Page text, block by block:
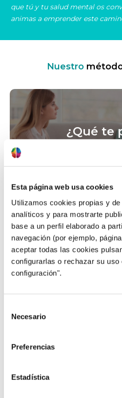
Esta página web usa cookies
Utilizamos cookies propias y
analíticos y para mostrarte
base a un perfil elaborado a
navegación (por ejemplo,
aceptar todas las cookies
configurarlas o rechazar su
configuración".
Necesario
Preferencias
Estadística
que tú y tu salud mental os
animas a emprender este
Nuestro
¿Qué te
¿Hay
Comprende: